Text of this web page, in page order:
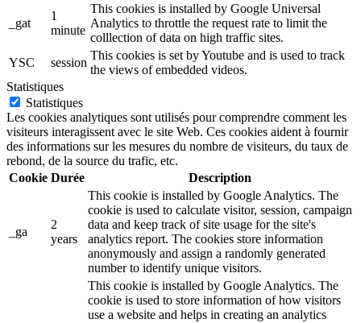
_gat
1
minute
This cookies is installed by Google Universal
Analytics to throttle the request rate to limit the
colllection of data on high traffic sites.
YSC
session
This cookies is set by Youtube and is used to track
the views of embedded videos.
Statistiques
Statistiques
Les cookies analytiques sont utilisés pour comprendre comment les
visiteurs interagissent avec le site Web. Ces cookies aident à fournir
des informations sur les mesures du nombre de visiteurs, du taux de
rebond, de la source du trafic, etc.
Cookie Durée Description
_ga
2
years
This cookie is installed by Google Analytics. The
cookie is used to calculate visitor, session, campaign
data and keep track of site usage for the site's
analytics report. The cookies store information
anonymously and assign a randomly generated
number to identify unique visitors.
This cookie is installed by Google Analytics. The
cookie is used to store information of how visitors
use a website and helps in creating an analytics